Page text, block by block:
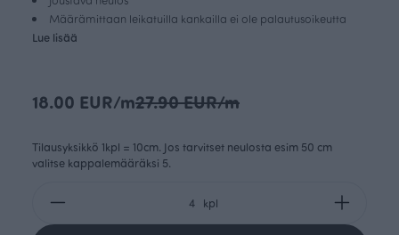
Määrämittaan leikatuilla kankailla ei ole palautusoikeutta
Lue lisää
18.00 EUR/m27.90 EUR/m
Tilausyksikkö 1kpl = 10cm. Jos tarvitset neulosta esim 50 cm
valitse kappalemääräksi 5.
kpl